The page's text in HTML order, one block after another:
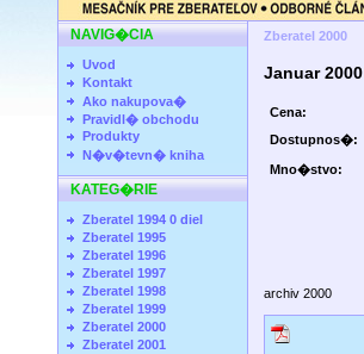
NAVIG�CIA
Uvod
Kontakt
Ako nakupova�
Pravidl� obchodu
Produkty
N�v�tevn� kniha
KATEG�RIE
Zberatel 1994 0 diel
Zberatel 1995
Zberatel 1996
Zberatel 1997
Zberatel 1998
Zberatel 1999
Zberatel 2000
Zberatel 2001
Zberatel 2000
Januar 2000
Cena:
Dostupnos�:
Mno�stvo:
archiv 2000